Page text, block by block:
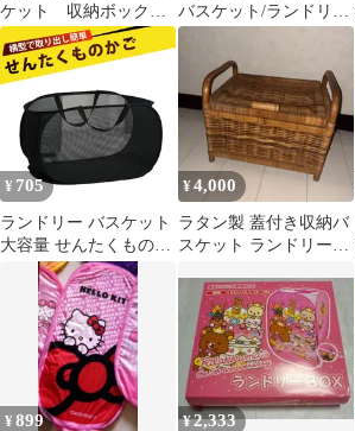
ケット 収納ボック
ス 取手付き 折りた
たみ 2点セット
バスケット/ランドリー
ボックス/折りたたみ/ユ
ニコーン
¥ 705
ランドリー バスケット
大容量 せんたくものか
ご ランドリーボックス
洗濯物入れ 子供部屋 収
納 折りたたみ洗濯かご
横型 大容量 メッシュ通
気 収納バスケット 折り
畩み 収納ケース
58×36×36cm（ブラッ
ク）
¥4,000
ラタン製 蓋付き収納バ
スケット ランドリーボ
¥899 ¥2,333